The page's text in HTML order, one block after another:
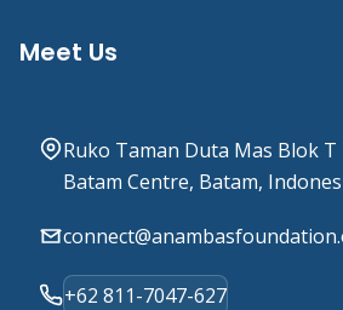
Meet Us
Ruko Taman Duta Mas Blok T
Batam Centre, Batam,
+62 811-7047-627